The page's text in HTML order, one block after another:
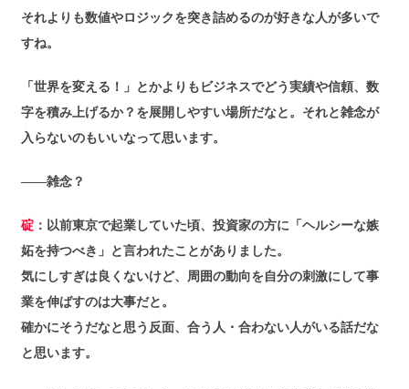
それよりも数値やロジックを突き詰めるのが好きな人が多いで
すね。
「世界を変える！」とかよりもビジネスでどう実績や信頼、数
字を積み上げるか？を展開しやすい場所だなと。それと雑念が
入らないのもいいなって思います。
――雑念？
碇 ：以前東京で起業していた頃、投資家の方に「ヘルシーな嫉
妬を持つべき」と言われたことがありました。
気にしすぎは良くないけど、周囲の動向を自分の刺激にして事
業を伸ばすのは大事だと。
確かにそうだなと思う反面、合う人・合わない人がいる話だな
と思います。